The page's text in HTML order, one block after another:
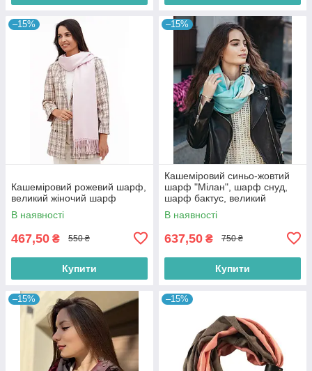
–15%
Кашеміровий рожевий шарф,
великий жіночий шарф
В наявності
467,50 ₴ 550 ₴
Купити
–15%
Кашеміровий синьо-жовтий
шарф "Мілан", шарф снуд,
шарф бактус, великий
жіночий шарф
В наявності
637,50 ₴ 750 ₴
Купити
–15% –15%